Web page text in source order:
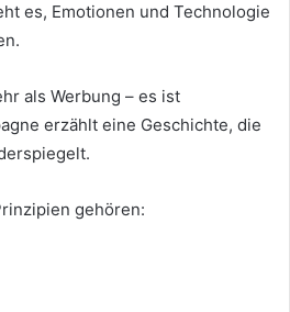
es, Emotionen und Technologie
als Werbung – es ist
erzählt eine Geschichte, die
gehören: